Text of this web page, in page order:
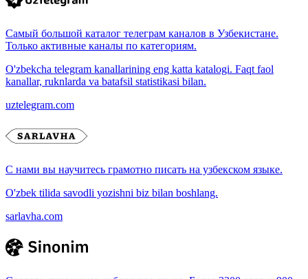
Самый большой каталог телеграм каналов в Узбекистане.
Только активные каналы по категориям.
O'zbekcha telegram kanallarining eng katta katalogi. Faqt faol
kanallar, ruknlarda va batafsil statistikasi bilan.
uztelegram.com
С нами вы научитесь грамотно писать на узбекском языке.
O'zbek tilida savodli yozishni biz bilan boshlang.
sarlavha.com